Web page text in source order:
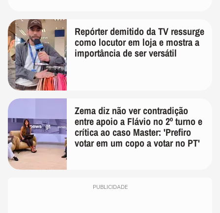
Repórter demitido da TV ressurge
como locutor em loja e mostra a
importância de ser versátil
Zema diz não ver contradição
entre apoio a Flávio no 2º turno e
crítica ao caso Master: 'Prefiro
votar em um copo a votar no PT'
PUBLICIDADE